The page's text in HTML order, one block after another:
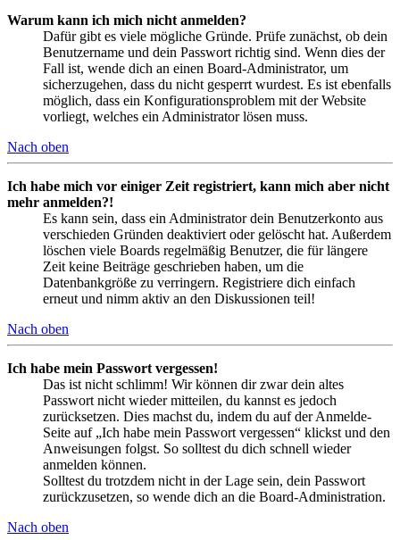
Warum kann ich mich nicht anmelden?
Dafür gibt es viele mögliche Gründe. Prüfe zunächst, ob dein
Benutzername und dein Passwort richtig sind. Wenn dies der
Fall ist, wende dich an einen Board-Administrator, um
sicherzugehen, dass du nicht gesperrt wurdest. Es ist ebenfalls
möglich, dass ein Konfigurationsproblem mit der Website
vorliegt, welches ein Administrator lösen muss.
Nach oben
Ich habe mich vor einiger Zeit registriert, kann mich aber nicht
mehr anmelden?!
Es kann sein, dass ein Administrator dein Benutzerkonto aus
verschieden Gründen deaktiviert oder gelöscht hat. Außerdem
löschen viele Boards regelmäßig Benutzer, die für längere
Zeit keine Beiträge geschrieben haben, um die
Datenbankgröße zu verringern. Registriere dich einfach
erneut und nimm aktiv an den Diskussionen teil!
Nach oben
Ich habe mein Passwort vergessen!
Das ist nicht schlimm! Wir können dir zwar dein altes
Passwort nicht wieder mitteilen, du kannst es jedoch
zurücksetzen. Dies machst du, indem du auf der Anmelde-
Seite auf „Ich habe mein Passwort vergessen“ klickst und den
Anweisungen folgst. So solltest du dich schnell wieder
anmelden können.
Solltest du trotzdem nicht in der Lage sein, dein Passwort
zurückzusetzen, so wende dich an die Board-Administration.
Nach oben